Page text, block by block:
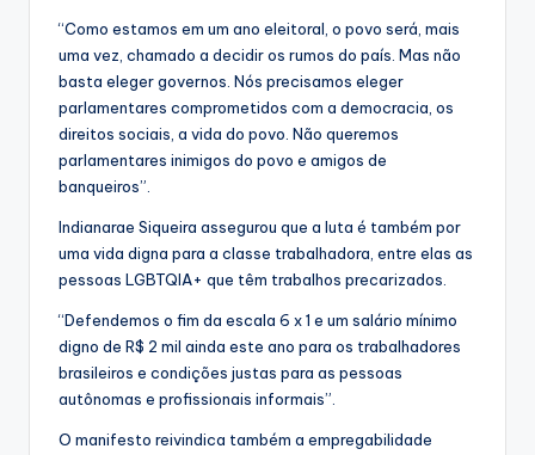
“Como estamos em um ano eleitoral, o povo será, mais
uma vez, chamado a decidir os rumos do país. Mas não
basta eleger governos. Nós precisamos eleger
parlamentares comprometidos com a democracia, os
direitos sociais, a vida do povo. Não queremos
parlamentares inimigos do povo e amigos de
banqueiros”.
Indianarae Siqueira assegurou que a luta é também por
uma vida digna para a classe trabalhadora, entre elas as
pessoas LGBTQIA+ que têm trabalhos precarizados.
“Defendemos o fim da escala 6 x 1 e um salário mínimo
digno de R$ 2 mil ainda este ano para os trabalhadores
brasileiros e condições justas para as pessoas
autônomas e profissionais informais”.
O manifesto reivindica também a empregabilidade